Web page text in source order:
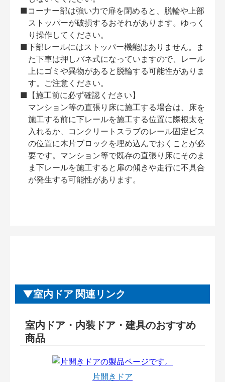
■コーナー部は強い力で扉を閉めると、脱輪や上部
ストッパーが破損するおそれがあります。ゆっく
り操作してください。
■下部レールにはストッパー機能はありません。ま
た下車は押しバネ式になっていますので、レール
上にゴミや異物があると脱輪する可能性がありま
す。ご注意ください。
■【施工前に必ず確認ください】
マンション等の直張り床に施工する場合は、床を
施工する前に下レールを施工する位置に際根太を
入れるか、コンクリートスラブのレール固定ビス
の位置に木片ブロックを埋め込んでおくことが必
要です。マンション等で既存の直張り床にそのま
ま下レールを施工すると扉の傾きや走行に不具合
が発生する可能性があります。
室内ドア 関連リンク
室内ドア・内装ドア・建具のおすすめ
商品
片開きドア